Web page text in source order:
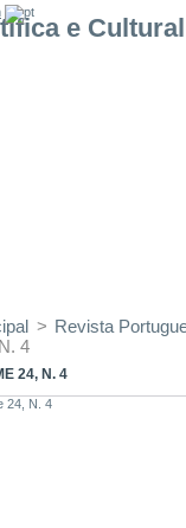
> Revista
4
24, N. 4